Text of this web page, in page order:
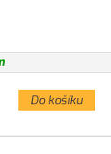
Do košíku